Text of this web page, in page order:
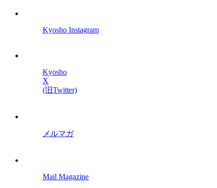
Kyosho Instagram
Kyosho
X
(旧Twitter)
メルマガ
Mail Magazine